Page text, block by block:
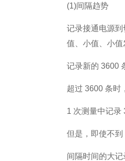
(1)间隔趋势
记录接通电源
值、小值、小
记录新的 3600
超过 3600 条时
1 次测量中记录
但是，即使不
间隔时间的大